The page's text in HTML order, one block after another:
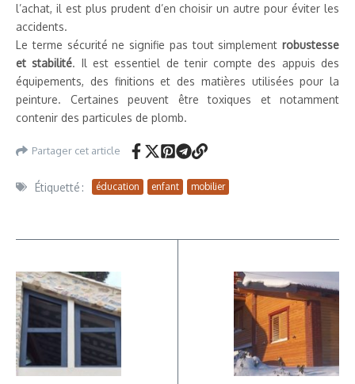
l’achat, il est plus prudent d’en choisir un autre pour éviter les
accidents.
Le terme sécurité ne signifie pas tout simplement robustesse
et stabilité. Il est essentiel de tenir compte des appuis des
équipements, des finitions et des matières utilisées pour la
peinture. Certaines peuvent être toxiques et notamment
contenir des particules de plomb.
Partager cet article
Étiquetté : éducation enfant mobilier